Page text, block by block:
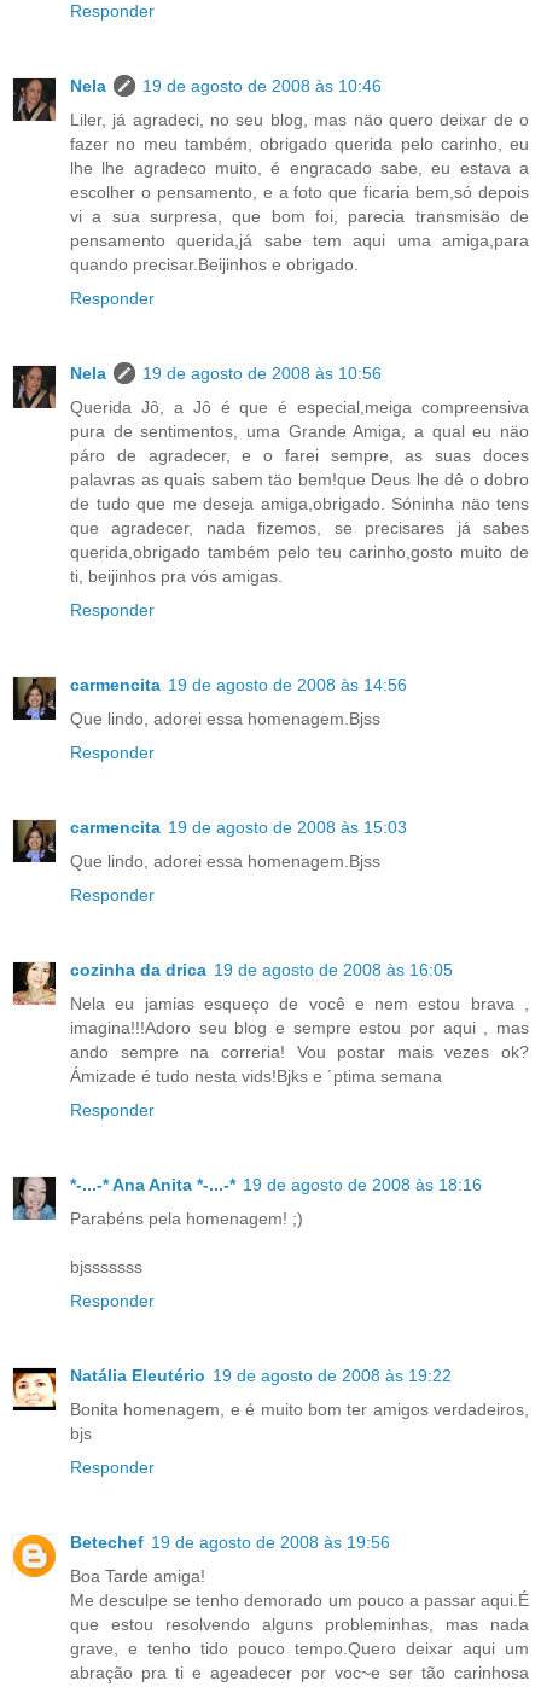
Responder
Nela
19 de agosto de 2008 às 10:46
Liler, já agradeci, no seu blog, mas näo quero deixar de o
fazer no meu também, obrigado querida pelo carinho, eu
lhe lhe agradeco muito, é engracado sabe, eu estava a
escolher o pensamento, e a foto que ficaria bem,só depois
vi a sua surpresa, que bom foi, parecia transmisäo de
pensamento querida,já sabe tem aqui uma amiga,para
quando precisar.Beijinhos e obrigado.
Responder
Nela
19 de agosto de 2008 às 10:56
Querida Jô, a Jô é que é especial,meiga compreensiva
pura de sentimentos, uma Grande Amiga, a qual eu näo
páro de agradecer, e o farei sempre, as suas doces
palavras as quais sabem täo bem!que Deus lhe dê o dobro
de tudo que me deseja amiga,obrigado. Sóninha näo tens
que agradecer, nada fizemos, se precisares já sabes
querida,obrigado também pelo teu carinho,gosto muito de
ti, beijinhos pra vós amigas.
Responder
carmencita 19 de agosto de 2008 às 14:56
Que lindo, adorei essa homenagem.Bjss
Responder
carmencita 19 de agosto de 2008 às 15:03
Que lindo, adorei essa homenagem.Bjss
Responder
cozinha da drica 19 de agosto de 2008 às 16:05
Nela eu jamias esqueço de você e nem estou brava ,
imagina!!!Adoro seu blog e sempre estou por aqui , mas
ando sempre na correria! Vou postar mais vezes ok?
Ámizade é tudo nesta vids!Bjks e ´ptima semana
Responder
*-...-* Ana Anita *-...-* 19 de agosto de 2008 às 18:16
Parabéns pela homenagem! ;)
bjsssssss
Responder
Natália Eleutério 19 de agosto de 2008 às 19:22
Bonita homenagem, e é muito bom ter amigos verdadeiros,
bjs
Responder
Betechef 19 de agosto de 2008 às 19:56
Boa Tarde amiga!
Me desculpe se tenho demorado um pouco a passar aqui.É
que estou resolvendo alguns probleminhas, mas nada
grave, e tenho tido pouco tempo.Quero deixar aqui um
abração pra ti e ageadecer por voc~e ser tão carinhosa